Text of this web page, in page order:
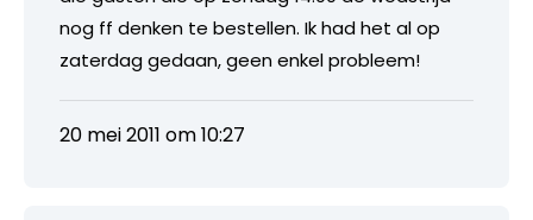
nog ff denken te bestellen. Ik had het al op
zaterdag gedaan, geen enkel probleem!
20 mei 2011 om 10:27